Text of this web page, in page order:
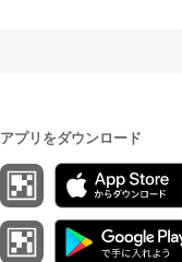
アプリをダウンロード